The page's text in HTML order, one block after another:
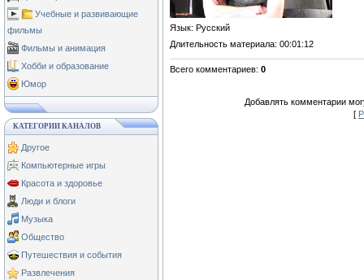
Учебные и развивающие
фильмы
Фильмы и анимация
Хобби и образование
Юмор
КАТЕГОРИИ КАНАЛОВ
Другое
Компьютерные игры
Красота и здоровье
Люди и блоги
Музыка
Общество
Путешествия и события
Развлечения
Язык: Русский
Длительность материала: 00:01:12
Всего комментариев: 0
Добавлять комментарии
[